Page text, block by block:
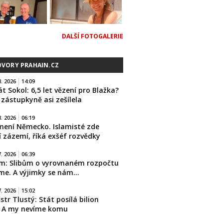
DALŠÍ FOTOGALERIE
PRAHAIN.CZ
2026 14:09
Sokol: 6,5 let vězení pro Blažka?
asi zešílela
2026 06:19
Německo. Islamisté zde
zázemí, říká exšéf rozvědky
2026 06:39
Slibům o vyrovnaném rozpočtu
A výjimky se nám…
2026 15:02
Tlustý: Stát posílá bilion
my nevíme komu